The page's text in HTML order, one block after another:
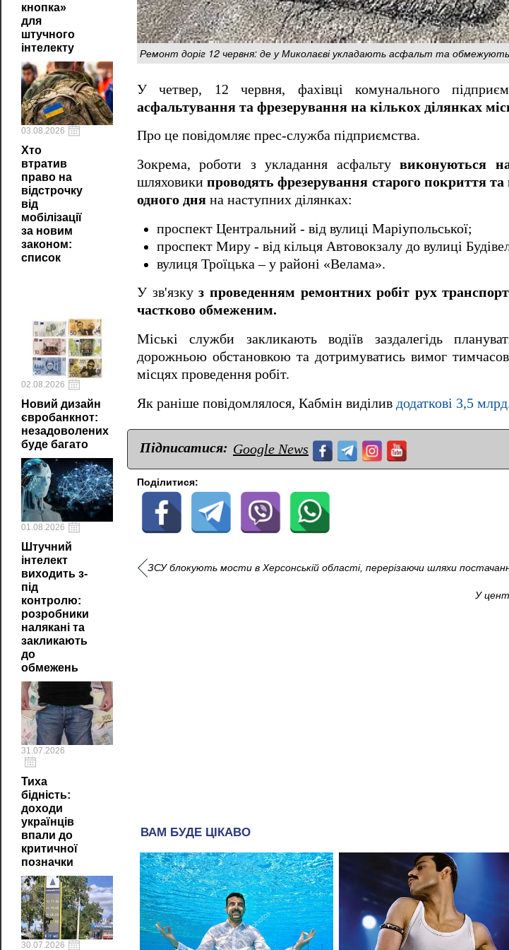
кнопка»
для
штучного
інтелекту
03.08.2026
Хто
втратив
право на
відстрочку
від
мобілізації
за новим
законом:
список
02.08.2026
Новий дизайн
євробанкнот:
незадоволених
буде багато
01.08.2026
Штучний
інтелект
виходить з-
під
контролю:
розробники
налякані та
закликають
до
обмежень
31.07.2026
Тиха
бідність:
доходи
українців
впали до
критичної
позначки
30.07.2026
Ремонт доріг 12 червня: де у Миколаєві укладають асфальт та
У четвер, 12 червня, фахівці комунального
асфальтування та фрезерування на кількох ділянках
Про це повідомляє прес-служба підприємства.
Зокрема, роботи з укладання асфальтувиконуються
шляховикипроводять фрезерування старого покриття
одного дня на наступних ділянках:
проспект Центральний - від вулиці Маріупольської;
проспект Миру - від кільця Автовокзалу до вулиці
вулиця Троїцька – у районі «Велама».
У зв'язкуз проведенням ремонтних робіт рух
частково обмеженим.
Міські служби закликають водіїв заздалегідь
дорожньою обстановкою та дотримуватись вимог
місцях проведення робіт.
Як раніше повідомлялося, Кабмін виділив додаткові 3,5
Підписатися: Google News
Поділитися:
ЗСУ блокують мости в Херсонській області, перерізаючи шляхи
У